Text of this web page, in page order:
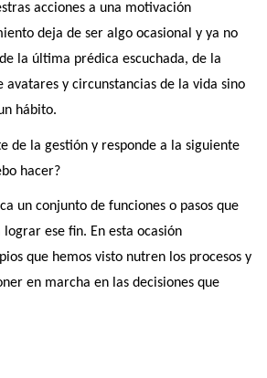
acciones a una motivación
deja de ser algo ocasional y ya no
la última prédica escuchada, de la
avatares y circunstancias de la vida sino
hábito.
de la gestión y responde a la siguiente
hacer?
un conjunto de funciones o pasos que
ese fin. En esta ocasión
que hemos visto nutren los procesos y
en marcha en las decisiones que